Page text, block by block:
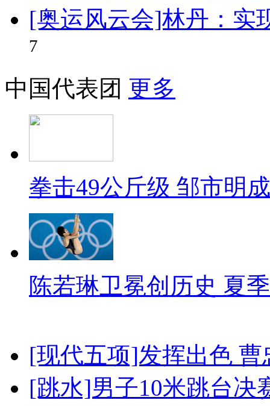
[奥运风云会]林丹：实
7
中国代表团 更多
拳击49公斤级 邹市明
陈若琳卫冕创历史 夏
[现代五项]发挥出色
[跳水]男子10米跳台决